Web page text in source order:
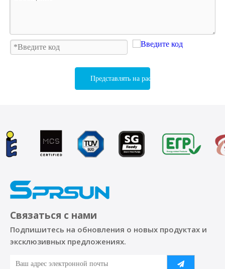
Представлять на рассмотрение
Связаться с нами
Подпишитесь на обновления о новых продуктах и ​​
эксклюзивных предложениях.